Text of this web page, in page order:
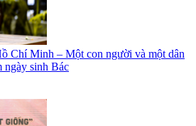
Chí Minh – Một con người và một dân
ngày sinh Bác